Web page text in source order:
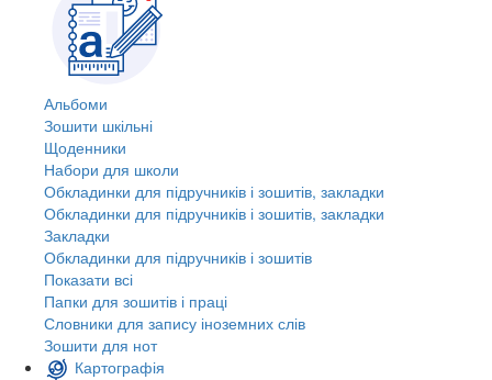
Альбоми
Зошити шкільні
Щоденники
Набори для школи
Обкладинки для підручників і зошитів, закладки
Обкладинки для підручників і зошитів, закладки
Закладки
Обкладинки для підручників і зошитів
Показати всі
Папки для зошитів і праці
Словники для запису іноземних слів
Зошити для нот
Картографія